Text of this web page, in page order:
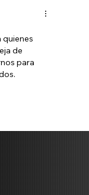
la Ruta Crítica
de Audio
quienes
de
para